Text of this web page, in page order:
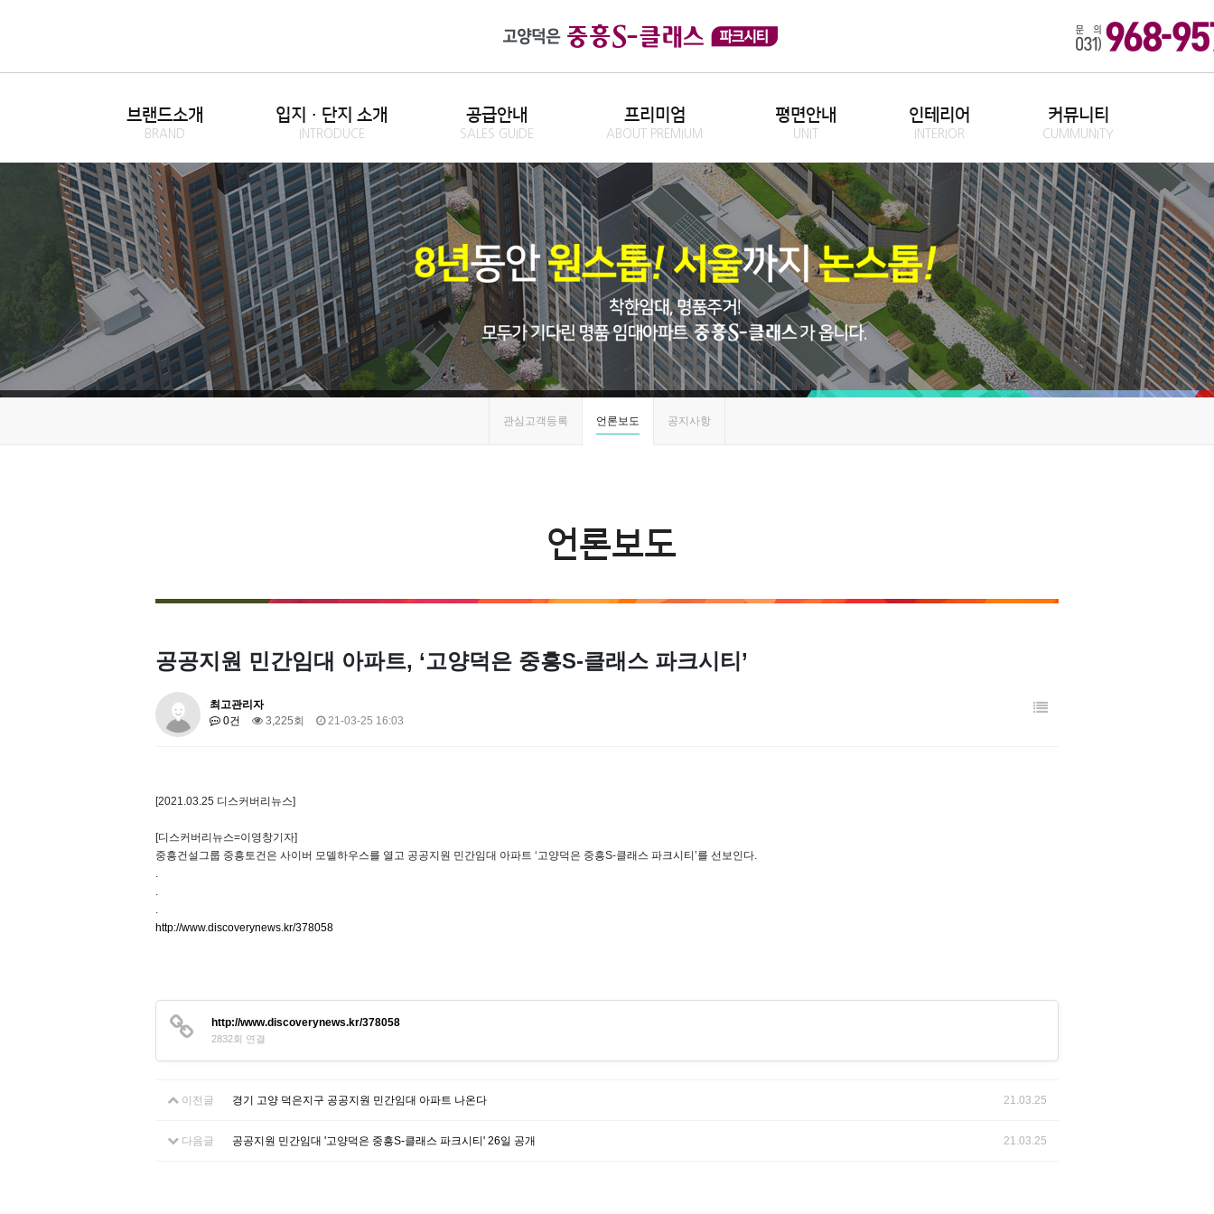
브랜드소개
BRAND
입지·단지 소개
INTRODUCE
공급안내
SALES GUIDE
프리미엄
ABOUT PREMIUM
평면안내
UNIT
인테리어
INTERIOR
커뮤니티
CUMMUNITY
관심고객등록 언론보도 공지사항
언론보도
공공지원 민간임대 아파트, ‘고양덕은 중흥S-클래스 파크시티’
최고관리자
0건
3,225회 21-03-25 16:03
[2021.03.25 디스커버리뉴스]
[디스커버리뉴스=이영창기자]
중흥건설그룹 중흥토건은 사이버 모델하우스를 열고 공공지원 민간임대 아파트 ‘고양덕은 중흥S-클래스 파크시티’를 선보인다.
.
.
.
http://www.discoverynews.kr/378058
http://www.discoverynews.kr/378058
2832회 연결
이전글 경기 고양 덕은지구 공공지원 민간임대 아파트 나온다 21.03.25
다음글 공공지원 민간임대 '고양덕은 중흥S-클래스 파크시티' 26일 공개 21.03.25